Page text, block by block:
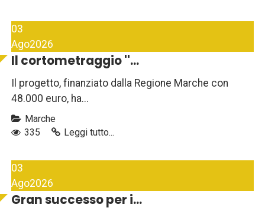
03
Ago2026
Il cortometraggio ''...
Il progetto, finanziato dalla Regione Marche con
48.000 euro, ha...
Marche
335
Leggi tutto...
03
Ago2026
Gran successo per i...